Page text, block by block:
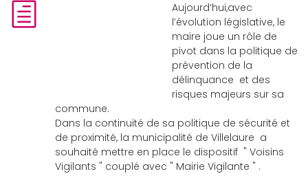
Aujourd’hui,avec
l’évolution législative, le
maire joue un rôle de
pivot dans la politique de
prévention de la
délinquance et des
risques majeurs sur sa
commune.
Dans la continuité de sa politique de sécurité et
de proximité, la municipalité de Villelaure a
souhaité mettre en place le dispositif " Voisins
Vigilants " couplé avec " Mairie Vigilante " .